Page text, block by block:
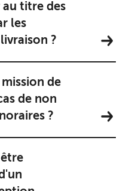
titre des
les
?
de
de non
?